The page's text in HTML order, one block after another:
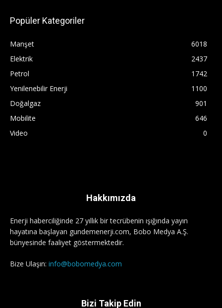
Popüler Kategoriler
Manşet
6018
Elektrik
2437
Petrol
1742
Yenilenebilir Enerji
1100
Doğalgaz
901
Mobilite
646
Video
0
Hakkımızda
Enerji haberciliğinde 27 yıllık bir tecrübenin ışığında yayın
hayatına başlayan gundemenerji.com, Bobo Medya A.Ş.
bünyesinde faaliyet göstermektedir.
Bize Ulaşın: info@bobomedya.com
Bizi Takip Edin